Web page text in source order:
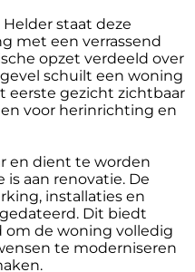
staat deze
met een verrassend
opzet verdeeld over
schuilt een woning
eerste gezicht zichtbaar
voor herinrichting en
en dient te worden
aan renovatie. De
installaties en
Dit biedt
om de woning volledig
te moderniseren